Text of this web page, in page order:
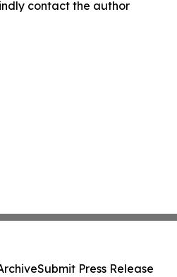
contact the author
Submit Press Release